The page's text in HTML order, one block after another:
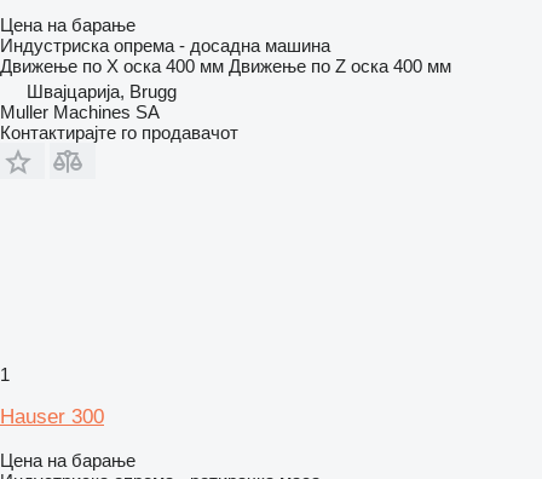
Цена на барање
Индустриска опрема - досадна машина
Движење по Х оска 400 мм Движење по Z оска 400 мм
Швајцарија, Brugg
Muller Machines SA
Контактирајте го продавачот
1
Hauser 300
Цена на барање